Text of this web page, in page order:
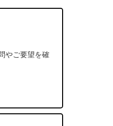
やご要望を確